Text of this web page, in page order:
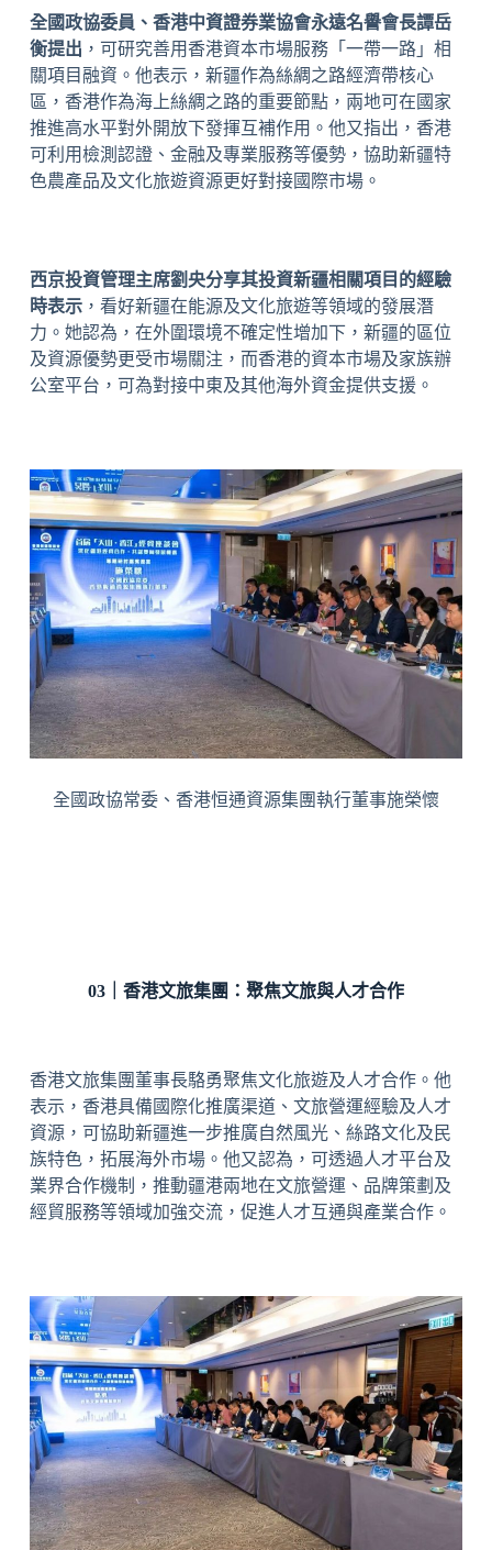
全國政協委員、香港中資證券業協會永遠名譽會長譚岳
衡提出 ，可研究善用香港資本市場服務「一帶一路」相
關項目融資。他表示，新疆作為絲綢之路經濟帶核心
區，香港作為海上絲綢之路的重要節點，兩地可在國家
推進高水平對外開放下發揮互補作用。他又指出，香港
可利用檢測認證、金融及專業服務等優勢，協助新疆特
色農產品及文化旅遊資源更好對接國際市場。
西京投資管理主席劉央分享其投資新疆相關項目的經驗
時表示，看好新疆在能源及文化旅遊等領域的發展潛
力。她認為，在外圍環境不確定性增加下，新疆的區位
及資源優勢更受市場關注，而香港的資本市場及家族辦
公室平台，可為對接中東及其他海外資金提供支援。
全國政協常委、香港恒通資源集團執行董事施榮懷
03｜香港文旅集團： 聚焦文旅與人才合作
香港文旅集團董事長駱勇聚焦文化旅遊及人才合作。他
表示，香港具備國際化推廣渠道、文旅營運經驗及人才
資源，可協助新疆進一步推廣自然風光、絲路文化及民
族特色，拓展海外市場。他又認為，可透過人才平台及
業界合作機制，推動疆港兩地在文旅營運、品牌策劃及
經貿服務等領域加強交流，促進人才互通與產業合作。